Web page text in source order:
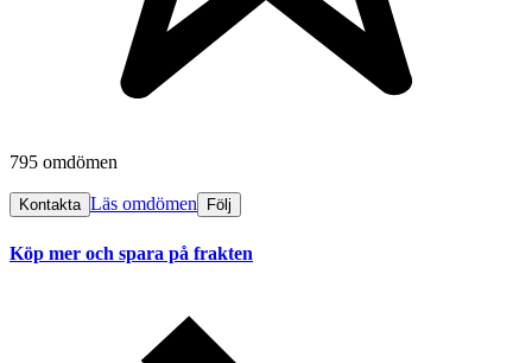
795 omdömen
Kontakta Läs omdömen Följ
Köp mer och spara på frakten